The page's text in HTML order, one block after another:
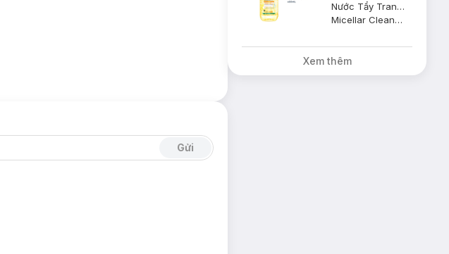
Gửi
Nước Tẩy Trang Garnier Vitamin C Làm Sáng Da 400ml
Micellar Cleansing Water Vitamin C
Xem thêm